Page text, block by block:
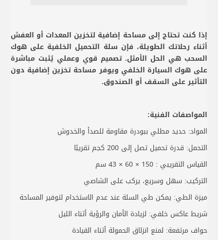
إذا كنت تحتاج إلى مساحة إضافية لتخزين المعدات أو العفش
أثناء رحلاتك الطويلة، فإن سلة التحميل الخلفية على هوك
السحب هي الحل الأمثل. تصميم قوي وعملي يُثبت مباشرة
على هوك السيارة الخلفي ويوفر مساحة تخزين إضافية دون
التأثير على السقف أو الصندوق.
المواصفات الفنية:
المواد: حديد مطلي ببودرة مقاومة للصدأ والخدوش
التحمل: قدرة تحميل تصل إلى 200 كجم تقريبًا
القياس التقريبي : 150 × 60 × 43 سم
التركيب: سهل وسريع، يركب على الشاصي
ميزة الطي: يمكن طي السلة عند عدم الاستخدام لتوفير المساحة
شريط عاكس خلفي: لزيادة الأمان والرؤية أثناء الليل
حواف مرتفعة: لمنع انزلاق الحمولة أثناء القيادة